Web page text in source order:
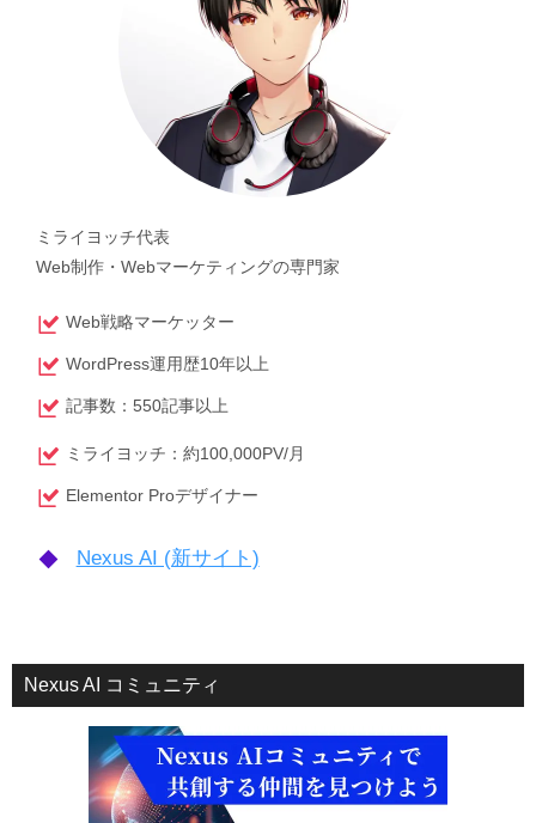
ミライヨッチ代表
Web制作・Webマーケティングの専門家
Web戦略マーケッター
WordPress運用歴10年以上
記事数：550記事以上
ミライヨッチ：約100,000PV/月
Elementor Proデザイナー
Nexus AI (新サイト)
Nexus AI コミュニティ